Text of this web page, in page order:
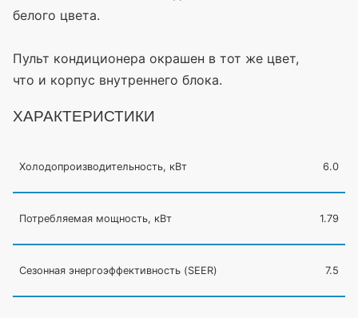
белого цвета.
Пульт кондиционера окрашен в тот же цвет,
что и корпус внутреннего блока.
ХАРАКТЕРИСТИКИ
Холодопроизводительность, кВт 6.0
Потребляемая мощность, кВт 1.79
Сезонная энергоэффективность (SEER) 7.5